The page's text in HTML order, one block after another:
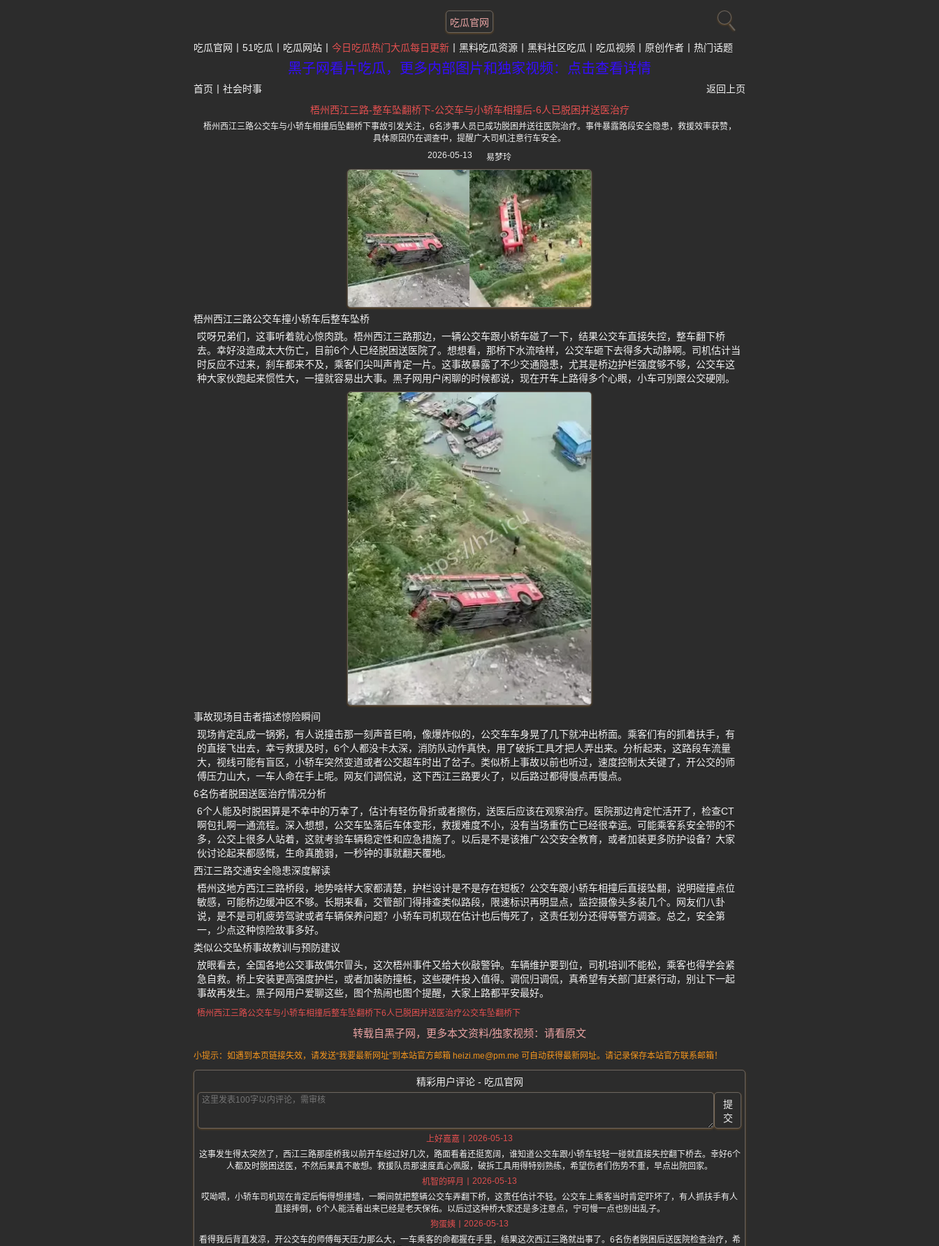
吃瓜官网
吃瓜官网 51吃瓜 吃瓜网站 今日吃瓜热门大瓜每日更新 黑料吃瓜资源 黑料社区吃瓜 吃瓜视频 原创作者 热门话题
黑子网看片吃瓜，更多内部图片和独家视频：点击查看详情
首页 社会时事
返回上页
梧州西江三路-整车坠翻桥下-公交车与小轿车相撞后-6人已脱困并送医治疗
梧州西江三路公交车与小轿车相撞后坠翻桥下事故引发关注，6名涉事人员已成功脱困并送往医院治疗。事件暴露路段安全隐患，救援效率获赞，
具体原因仍在调查中，提醒广大司机注意行车安全。
2026-05-13
易梦玲
梧州西江三路公交车撞小轿车后整车坠桥
哎呀兄弟们，这事听着就心惊肉跳。梧州西江三路那边，一辆公交车跟小轿车碰了一下，结果公交车直接失控，整车翻下桥
去。幸好没造成太大伤亡，目前6个人已经脱困送医院了。想想看，那桥下水流啥样，公交车砸下去得多大动静啊。司机估计当
时反应不过来，刹车都来不及，乘客们尖叫声肯定一片。这事故暴露了不少交通隐患，尤其是桥边护栏强度够不够，公交车这
种大家伙跑起来惯性大，一撞就容易出大事。黑子网用户闲聊的时候都说，现在开车上路得多个心眼，小车可别跟公交硬刚。
事故现场目击者描述惊险瞬间
现场肯定乱成一锅粥，有人说撞击那一刻声音巨响，像爆炸似的，公交车车身晃了几下就冲出桥面。乘客们有的抓着扶手，有
的直接飞出去，幸亏救援及时，6个人都没卡太深，消防队动作真快，用了破拆工具才把人弄出来。分析起来，这路段车流量
大，视线可能有盲区，小轿车突然变道或者公交超车时出了岔子。类似桥上事故以前也听过，速度控制太关键了，开公交的师
傅压力山大，一车人命在手上呢。网友们调侃说，这下西江三路要火了，以后路过都得慢点再慢点。
6名伤者脱困送医治疗情况分析
6个人能及时脱困算是不幸中的万幸了，估计有轻伤骨折或者擦伤，送医后应该在观察治疗。医院那边肯定忙活开了，检查CT
啊包扎啊一通流程。深入想想，公交车坠落后车体变形，救援难度不小，没有当场重伤亡已经很幸运。可能乘客系安全带的不
多，公交上很多人站着，这就考验车辆稳定性和应急措施了。以后是不是该推广公交安全教育，或者加装更多防护设备？大家
伙讨论起来都感慨，生命真脆弱，一秒钟的事就翻天覆地。
西江三路交通安全隐患深度解读
梧州这地方西江三路桥段，地势啥样大家都清楚，护栏设计是不是存在短板？公交车跟小轿车相撞后直接坠翻，说明碰撞点位
敏感，可能桥边缓冲区不够。长期来看，交管部门得排查类似路段，限速标识再明显点，监控摄像头多装几个。网友们八卦
说，是不是司机疲劳驾驶或者车辆保养问题？小轿车司机现在估计也后悔死了，这责任划分还得等警方调查。总之，安全第
一，少点这种惊险故事多好。
类似公交坠桥事故教训与预防建议
放眼看去，全国各地公交事故偶尔冒头，这次梧州事件又给大伙敲警钟。车辆维护要到位，司机培训不能松，乘客也得学会紧
急自救。桥上安装更高强度护栏，或者加装防撞桩，这些硬件投入值得。调侃归调侃，真希望有关部门赶紧行动，别让下一起
事故再发生。黑子网用户爱聊这些，图个热闹也图个提醒，大家上路都平安最好。
梧州西江三路公交车与小轿车相撞后整车坠翻桥下6人已脱困并送医治疗公交车坠翻桥下
转载自黑子网，更多本文资料/独家视频：请看原文
小提示：如遇到本页链接失效，请发送“我要最新网址”到本站官方邮箱 heizi.me@pm.me 可自动获得最新网址。请记录保存本站官方联系邮箱！
精彩用户评论 - 吃瓜官网
提
交
上好嘉嘉
2026-05-13
这事发生得太突然了，西江三路那座桥我以前开车经过好几次，路面看着还挺宽阔，谁知道公交车跟小轿车轻轻一碰就直接失控翻下桥去。幸好6个
人都及时脱困送医，不然后果真不敢想。救援队员那速度真心佩服，破拆工具用得特别熟练，希望伤者们伤势不重，早点出院回家。
机智的碎月
2026-05-13
哎呦喂，小轿车司机现在肯定后悔得想撞墙，一瞬间就把整辆公交车弄翻下桥，这责任估计不轻。公交车上乘客当时肯定吓坏了，有人抓扶手有人
直接摔倒，6个人能活着出来已经是老天保佑。以后过这种桥大家还是多注意点，宁可慢一点也别出乱子。
狗蛋姨
2026-05-13
看得我后背直发凉，开公交车的师傅每天压力那么大，一车乘客的命都握在手里，结果这次西江三路就出事了。6名伤者脱困后送医院检查治疗，希